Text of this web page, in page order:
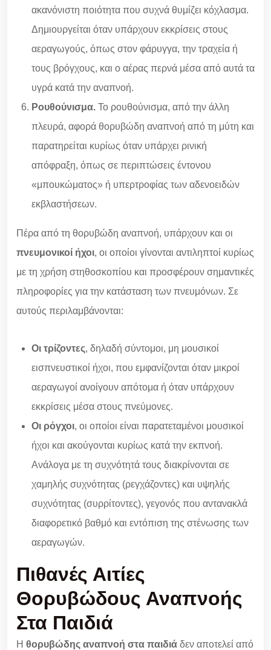
ακανόνιστη ποιότητα που συχνά θυμίζει κόχλασμα.
Δημιουργείται όταν υπάρχουν εκκρίσεις στους
αεραγωγούς, όπως στον φάρυγγα, την τραχεία ή
τους βρόγχους, και ο αέρας περνά μέσα από αυτά τα
υγρά κατά την αναπνοή.
Ρουθούνισμα. Το ρουθούνισμα, από την άλλη
πλευρά, αφορά θορυβώδη αναπνοή από τη μύτη και
παρατηρείται κυρίως όταν υπάρχει ρινική
απόφραξη, όπως σε περιπτώσεις έντονου
«μπουκώματος» ή υπερτροφίας των αδενοειδών
εκβλαστήσεων.
Πέρα από τη θορυβώδη αναπνοή, υπάρχουν και οι
πνευμονικοί ήχοι, οι οποίοι γίνονται αντιληπτοί κυρίως
με τη χρήση στηθοσκοπίου και προσφέρουν σημαντικές
πληροφορίες για την κατάσταση των πνευμόνων. Σε
αυτούς περιλαμβάνονται:
Οι τρίζοντες, δηλαδή σύντομοι, μη μουσικοί
εισπνευστικοί ήχοι, που εμφανίζονται όταν μικροί
αεραγωγοί ανοίγουν απότομα ή όταν υπάρχουν
εκκρίσεις μέσα στους πνεύμονες.
Oι ρόγχοι, οι οποίοι είναι παρατεταμένοι μουσικοί
ήχοι και ακούγονται κυρίως κατά την εκπνοή.
Ανάλογα με τη συχνότητά τους διακρίνονται σε
χαμηλής συχνότητας (ρεγχάζοντες) και υψηλής
συχνότητας (συρρίτοντες), γεγονός που αντανακλά
διαφορετικό βαθμό και εντόπιση της στένωσης των
αεραγωγών.
Πιθανές Αιτίες
Θορυβώδους Αναπνοής
Στα Παιδιά
Η θορυβώδης αναπνοή στα παιδιά δεν αποτελεί από